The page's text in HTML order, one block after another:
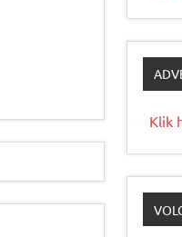
Klik